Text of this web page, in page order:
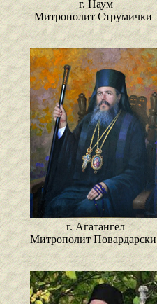
г. Наум
Митрополит Струмички
г. Агатангел
Митрополит Повардарски